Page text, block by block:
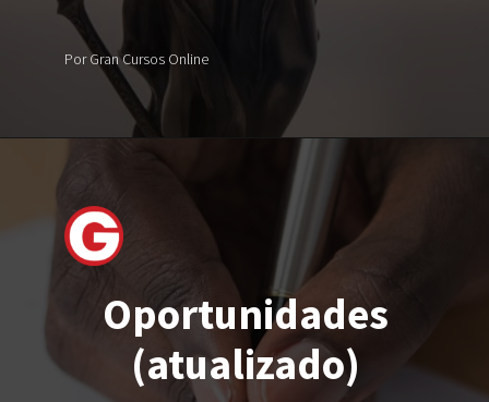
Por Gran Cursos Online
Oportunidades
(atualizado)